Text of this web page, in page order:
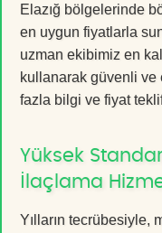
Elazığ bölgelerinde
en uygun fiyatlarla
uzman ekibimiz en
kullanarak güvenli ve
fazla bilgi ve fiyat
Yüksek
İlaçlama
Yılların tecrübesiyle,